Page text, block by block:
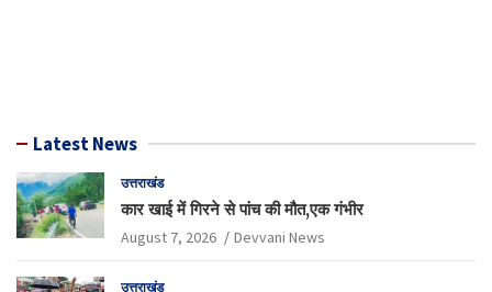
Latest News
उत्तराखंड
कार खाई में गिरने से पांच की मौत,एक गंभीर
August 7, 2026 Devvani News
उत्तराखंड